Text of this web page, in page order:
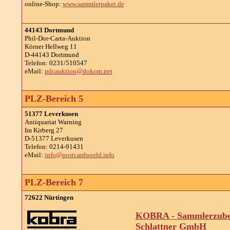
online-Shop: www.sammlerpaket.de
44143 Dortmund
Phil-Dor-Carta-Auktion
Körner Hellweg 11
D-44143 Dortmund
Telefon: 0231/510547
eMail: pdcauktion@dokom.net
PLZ-Bereich 5
51377 Leverkusen
Antiquariat Warning
Im Kirberg 27
D-51377 Leverkusen
Telefon: 0214-91431
eMail: info@postcardworld.info
PLZ-Bereich 7
72622 Nürtingen
KOBRA -
Schlattner GmbH